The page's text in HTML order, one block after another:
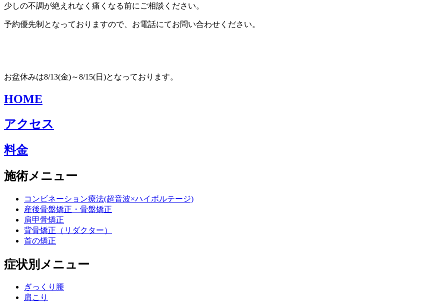
少しの不調が絶えれなく痛くなる前にご相談ください。
予約優先制となっておりますので、お電話にてお問い合わせください。
お盆休みは8/13(金)～8/15(日)となっております。
HOME
アクセス
料金
施術メニュー
コンビネーション療法(超音波×ハイボルテージ)
産後骨盤矯正・骨盤矯正
肩甲骨矯正
背骨矯正（リダクター）
首の矯正
症状別メニュー
ぎっくり腰
肩こり